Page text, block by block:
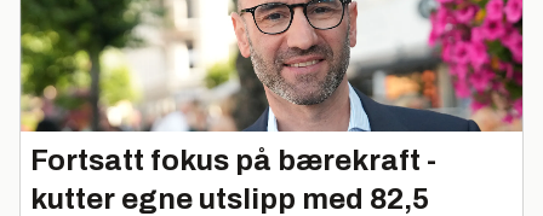
Fortsatt fokus på bærekraft -
kutter egne utslipp med 82,5